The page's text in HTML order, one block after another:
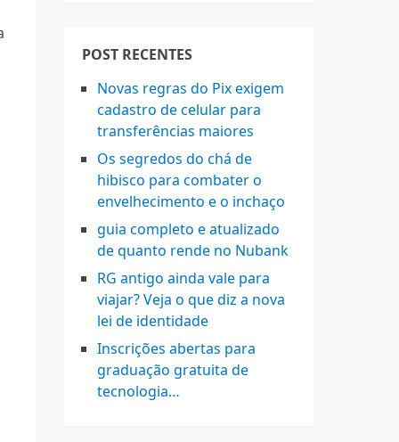
POST RECENTES
Novas regras do Pix exigem
cadastro de celular para
transferências maiores
Os segredos do chá de
hibisco para combater o
envelhecimento e o inchaço
guia completo e atualizado
de quanto rende no Nubank
RG antigo ainda vale para
viajar? Veja o que diz a nova
lei de identidade
Inscrições abertas para
graduação gratuita de
tecnologia…